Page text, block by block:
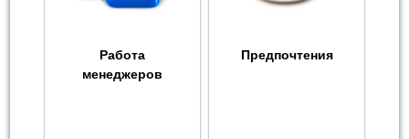
Работа
менеджеров
Предпочтения